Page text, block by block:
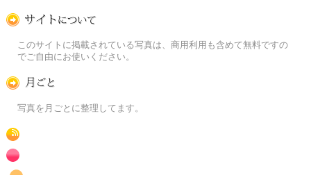
このサイトに掲載されている写真は、商用利用も含めて無料ですの
でご自由にお使いください。
写真を月ごとに整理してます。
RSS
赤色の花のフリー写真素材